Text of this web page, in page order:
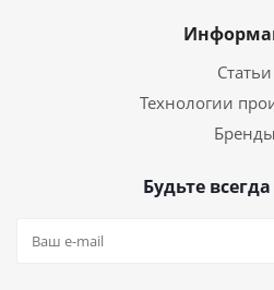
Статьи
Технологии
Бренды
Будьте